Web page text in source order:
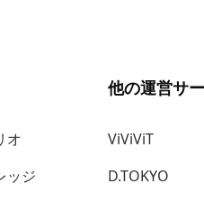
オ
ッジ
他の運営サ
ViViViT
D.TOKYO